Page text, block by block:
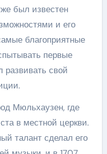
был известен
и его
благоприятные
первые
развивать свой
Мюльхаузен, где
в местной церкви.
талант сделал его